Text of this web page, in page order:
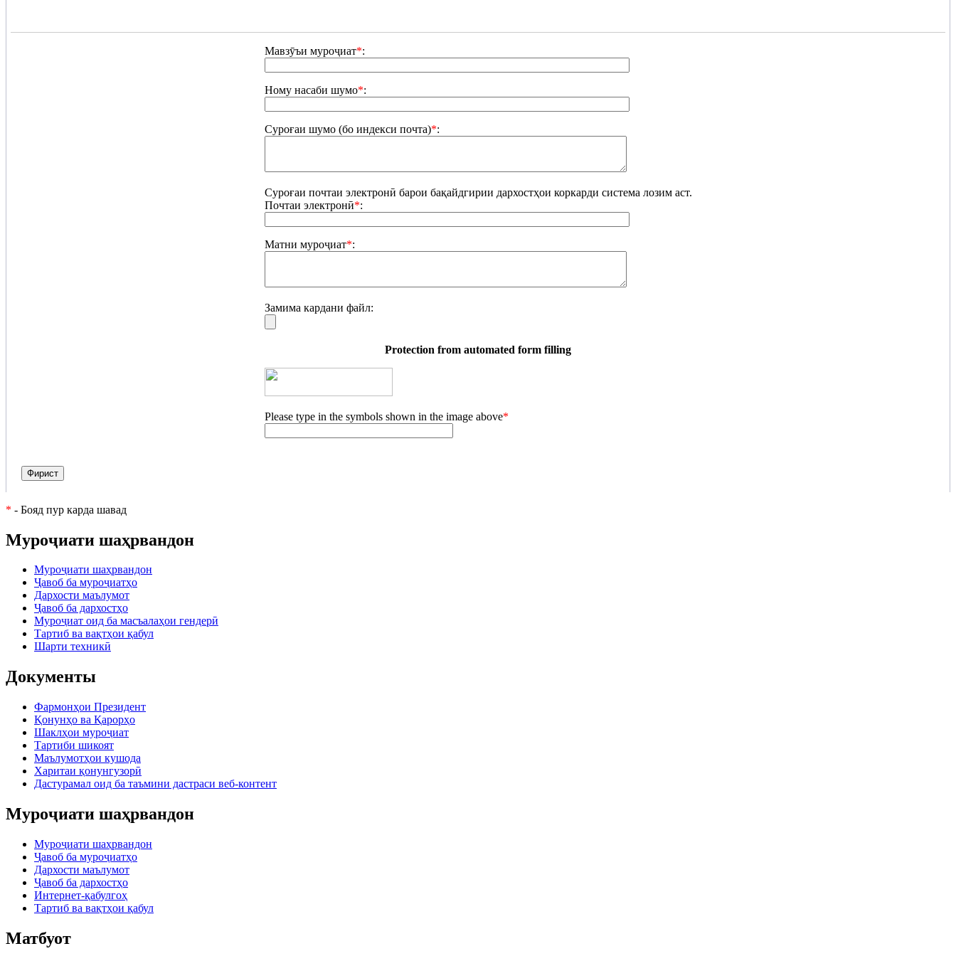
Мавзӯъи муроҷиат*:
Ному насаби шумо*:
Суроғаи шумо (бо индекси почта)*:
Суроғаи почтаи электронӣ барои бақайдгирии дархостҳои коркарди система лозим аст.
Почтаи электронӣ*:
Матни муроҷиат*:
Замима кардани файл:
Protection from automated form filling
Please type in the symbols shown in the image above*
Фирист
* - Бояд пур карда шавад
Муроҷиати шаҳрвандон
Муроҷиати шаҳрвандон
Ҷавоб ба муроҷиатҳо
Дархости маълумот
Ҷавоб ба дархостҳо
Муроҷиат оид ба масъалаҳои гендерӣ
Тартиб ва вақтҳои қабул
Шарти техникӣ
Документы
Фармонҳои Президент
Қонунҳо ва Қарорҳо
Шаклҳои муроҷиат
Тартиби шикоят
Маълумотҳои кушода
Харитаи қонунгузорӣ
Дастурамал оид ба таъмини дастраси веб-контент
Муроҷиати шаҳрвандон
Муроҷиати шаҳрвандон
Ҷавоб ба муроҷиатҳо
Дархости маълумот
Ҷавоб ба дархостҳо
Интернет-қабулгоҳ
Тартиб ва вақтҳои қабул
Матбуот